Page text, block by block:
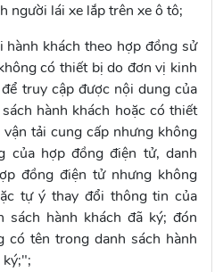
người lái xe lắp trên xe ô tô;
khách theo hợp đồng sử
có thiết bị do đơn vị kinh
truy cập được nội dung của
hành khách hoặc có thiết
tải cung cấp nhưng không
của hợp đồng điện tử, danh
đồng điện tử nhưng không
tự ý thay đổi thông tin của
sách hành khách đã ký; đón
có tên trong danh sách hành